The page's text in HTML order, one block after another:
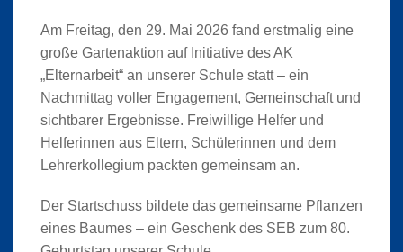
Am Freitag, den 29. Mai 2026 fand erstmalig eine
große Gartenaktion auf Initiative des AK
„Elternarbeit“ an unserer Schule statt – ein
Nachmittag voller Engagement, Gemeinschaft und
sichtbarer Ergebnisse. Freiwillige Helfer und
Helferinnen aus Eltern, Schülerinnen und dem
Lehrerkollegium packten gemeinsam an.
Der Startschuss bildete das gemeinsame Pflanzen
eines Baumes – ein Geschenk des SEB zum 80.